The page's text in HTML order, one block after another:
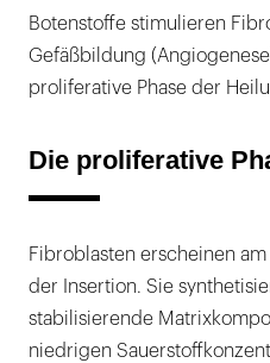
Botenstoffe stimulieren
Gefäßbildung
proliferative Phase der
Die proliferative
Fibroblasten erscheinen
der Insertion. Sie
stabilisierende
niedrigen